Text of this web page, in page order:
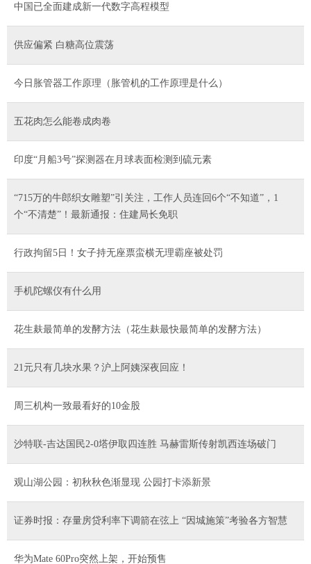
中国已全面建成新一代数字高程模型
供应偏紧 白糖高位震荡
今日胀管器工作原理（胀管机的工作原理是什么）
五花肉怎么能卷成肉卷
印度“月船3号”探测器在月球表面检测到硫元素
“715万的牛郎织女雕塑”引关注，工作人员连回6个“不知道”，1
个“不清楚”！最新通报：住建局长免职
行政拘留5日！女子持无座票蛮横无理霸座被处罚
手机陀螺仪有什么用
花生麸最简单的发酵方法（花生麸最快最简单的发酵方法）
21元只有几块水果？沪上阿姨深夜回应！
周三机构一致最看好的10金股
沙特联-吉达国民2-0塔伊取四连胜 马赫雷斯传射凯西连场破门
观山湖公园：初秋秋色渐显现 公园打卡添新景
证券时报：存量房贷利率下调箭在弦上 “因城施策”考验各方智慧
华为Mate 60Pro突然上架，开始预售